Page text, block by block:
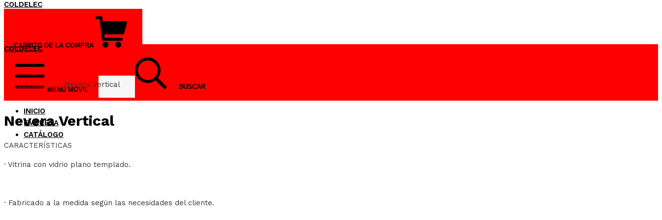
COLDELEC
CARRITO DE LA COMPRA
Buscar:
INICIO
EMPRESA
CATÁLOGO
COLDELEC
MENÚ MÓVIL
InicioExhibidoresNevera Vertical
Nevera Vertical
CARACTERÍSTICAS
· Vitrina con vidrio plano templado.
· Fabricado a la medida según las necesidades del cliente.